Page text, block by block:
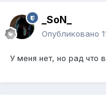
_SoN_
Опубликовано
У меня нет, но рад что